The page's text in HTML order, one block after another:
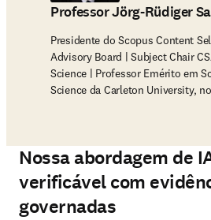
Professor Jörg-Rüdiger
Presidente do Scopus Content
Advisory Board | Subject Chair
Science | Professor Emérito em
Science da Carleton University,
Nossa abordagem de
verificável com
governadas